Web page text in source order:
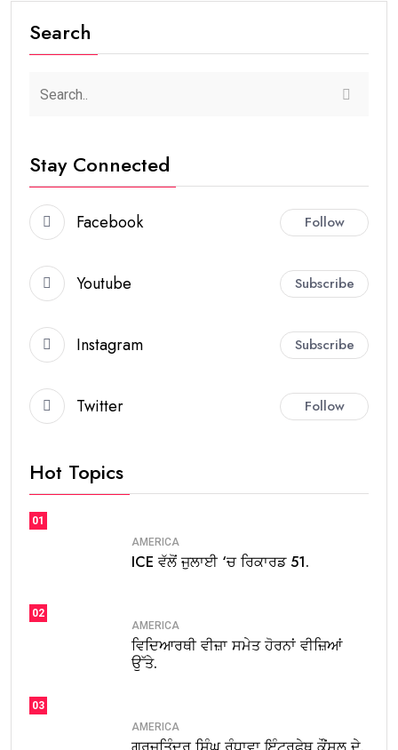
Search
Stay Connected
Facebook Follow
Youtube Subscribe
Instagram Subscribe
Twitter Follow
Hot Topics
01
AMERICA
ICE ਵੱਲੋਂ ਜੁਲਾਈ ‘ਚ ਰਿਕਾਰਡ 51.
02
AMERICA
ਵਿਦਿਆਰਥੀ ਵੀਜ਼ਾ ਸਮੇਤ ਹੋਰਨਾਂ ਵੀਜ਼ਿਆਂ
ਉੱਤੇ.
03
AMERICA